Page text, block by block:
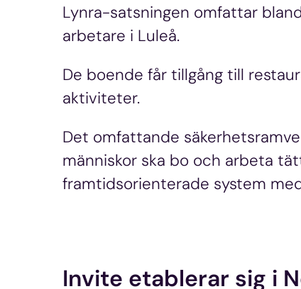
Lynra-satsningen omfattar
arbetare i Luleå.
De boende får tillgång till
aktiviteter.
Det omfattande
människor ska bo och arbeta
framtidsorienterade system
Invite etablerar sig i